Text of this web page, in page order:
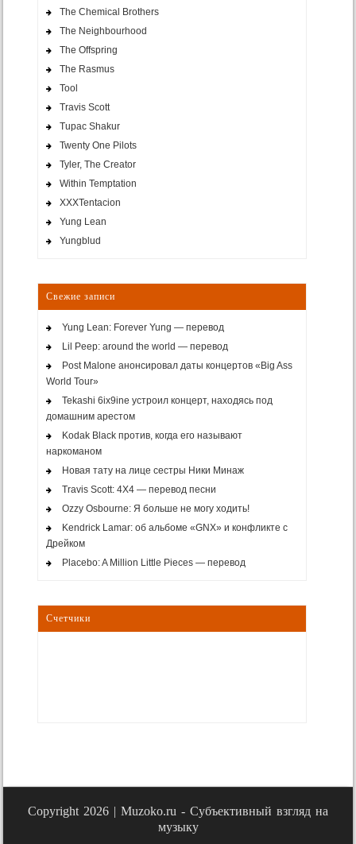
The Chemical Brothers
The Neighbourhood
The Offspring
The Rasmus
Tool
Travis Scott
Tupac Shakur
Twenty One Pilots
Tyler, The Creator
Within Temptation
XXXTentacion
Yung Lean
Yungblud
Свежие записи
Yung Lean: Forever Yung — перевод
Lil Peep: around the world — перевод
Post Malone анонсировал даты концертов «Big Ass
World Tour»
Tekashi 6ix9ine устроил концерт, находясь под
домашним арестом
Kodak Black против, когда его называют
наркоманом
Новая тату на лице сестры Ники Минаж
Travis Scott: 4X4 — перевод песни
Ozzy Osbourne: Я больше не могу ходить!
Kendrick Lamar: об альбоме «GNX» и конфликте с
Дрейком
Placebo: A Million Little Pieces — перевод
Счетчики
Copyright 2026 | Muzoko.ru - Субъективный взгляд на
музыку